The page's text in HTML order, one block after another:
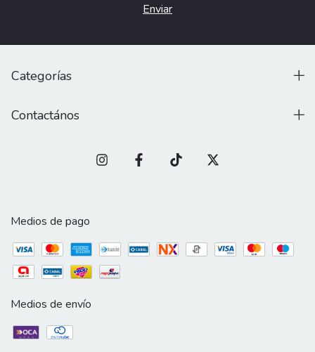
Categorías
Contactános
Medios de pago
Medios de envío